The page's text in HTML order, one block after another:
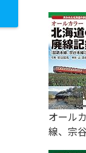
オール
線、宗